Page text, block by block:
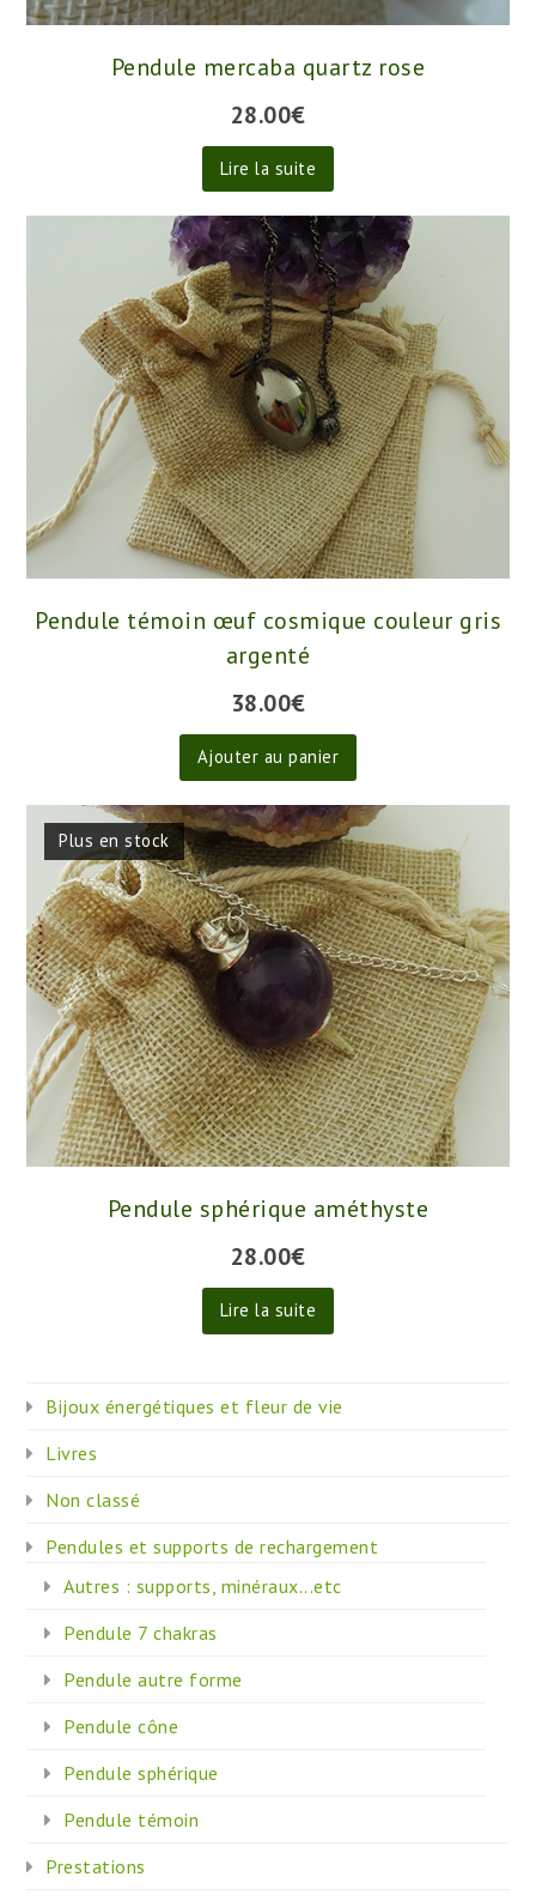
Pendule mercaba quartz rose
28.00€
Lire la suite
Pendule témoin œuf cosmique couleur gris
argenté
38.00€
Ajouter au panier
Plus en stock
Pendule sphérique améthyste
28.00€
Lire la suite
Bijoux énergétiques et fleur de vie
Livres
Non classé
Pendules et supports de rechargement
Autres : supports, minéraux...etc
Pendule 7 chakras
Pendule autre forme
Pendule cône
Pendule sphérique
Pendule témoin
Prestations